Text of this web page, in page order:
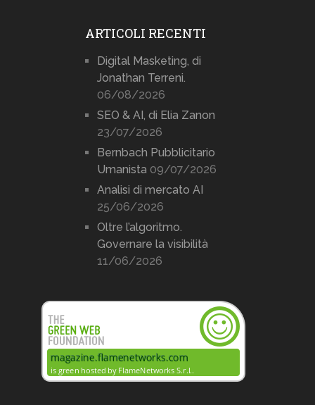
ARTICOLI RECENTI
Digital Masketing, di
Jonathan Terreni.
06/08/2026
SEO & AI, di Elia Zanon
23/07/2026
Bernbach Pubblicitario
Umanista 09/07/2026
Analisi di mercato AI
25/06/2026
Oltre l’algoritmo.
Governare la visibilità
11/06/2026